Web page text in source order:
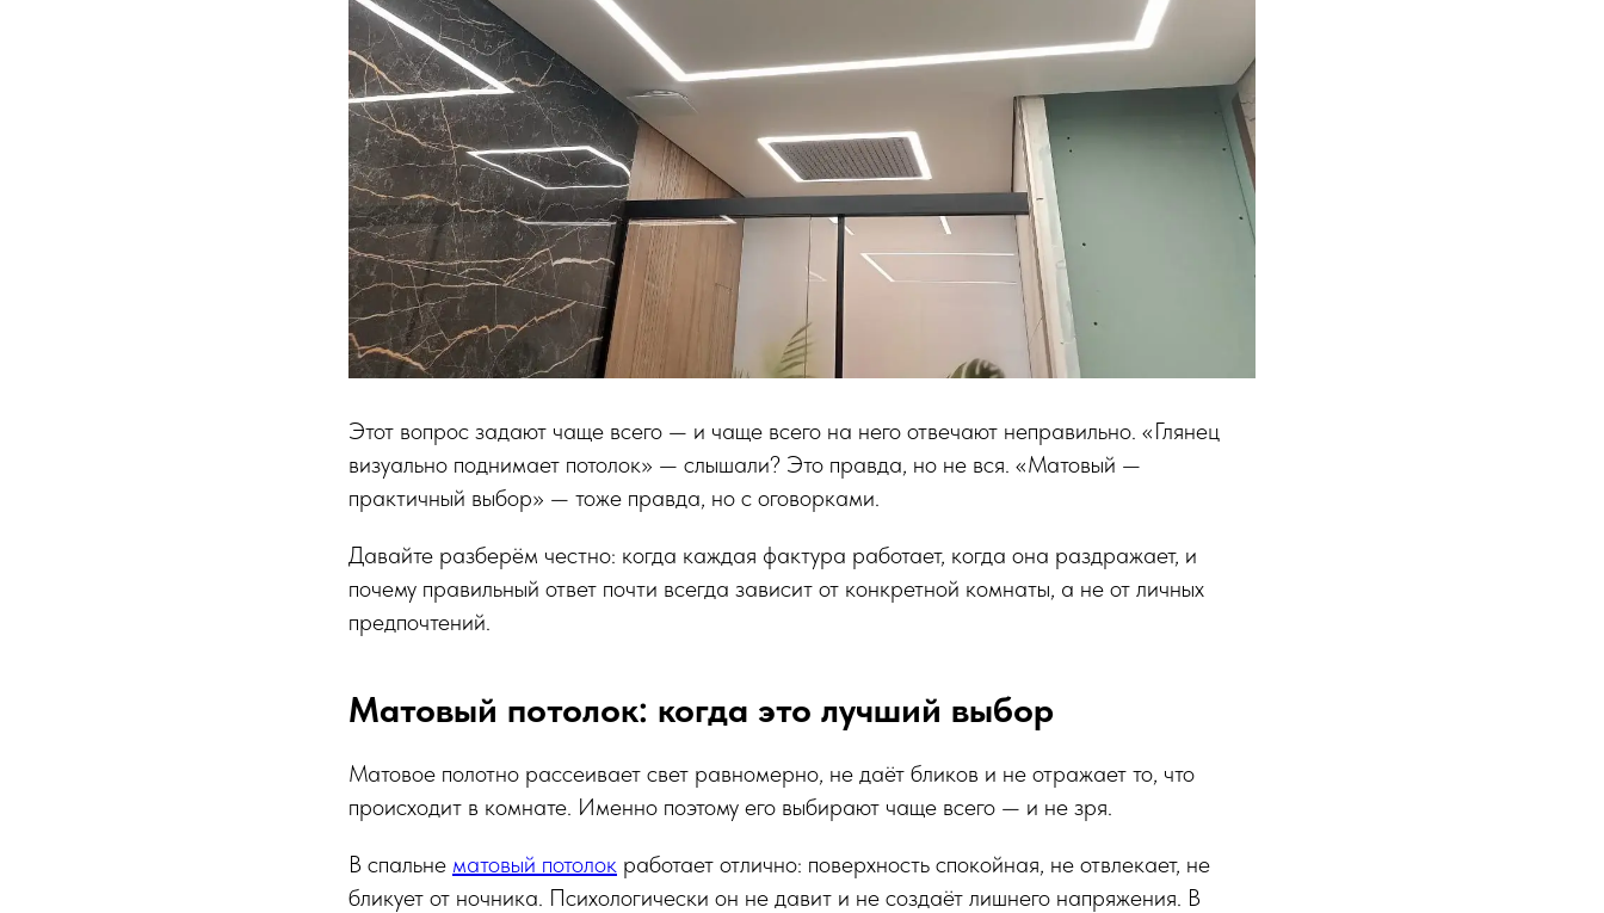
Этот вопрос задают чаще всего — и чаще всего на него отвечают неправильно. «Глянец
визуально поднимает потолок» — слышали? Это правда, но не вся. «Матовый —
практичный выбор» — тоже правда, но с оговорками.
Давайте разберём честно: когда каждая фактура работает, когда она раздражает, и
почему правильный ответ почти всегда зависит от конкретной комнаты, а не от личных
предпочтений.
Матовый потолок: когда это лучший выбор
Матовое полотно рассеивает свет равномерно, не даёт бликов и не отражает то, что
происходит в комнате. Именно поэтому его выбирают чаще всего — и не зря.
В спальне матовый потолок работает отлично: поверхность спокойная, не отвлекает, не
бликует от ночника. Психологически он не давит и не создаёт лишнего напряжения. В